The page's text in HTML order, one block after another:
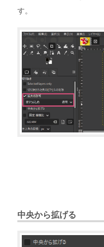
す。
中央から拡げる